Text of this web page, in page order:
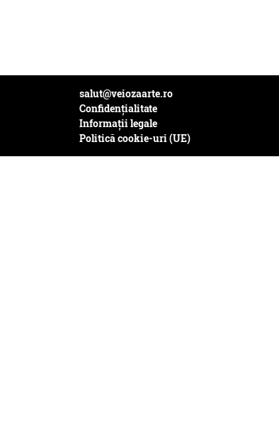
salut@veiozaarte.ro
Confidențialitate
Informații legale
Politică cookie-uri (UE)